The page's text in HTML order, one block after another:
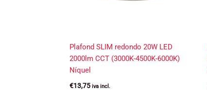
Plafond SLIM redondo 20W LED
2000lm CCT (3000K-4500K-6000K)
Níquel
€13,75 iva incl.